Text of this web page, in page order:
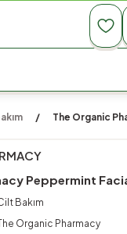
990 TL Üzeri Ücretsiz
The Organic
Peppermint
Bakım
Organic Pharmacy